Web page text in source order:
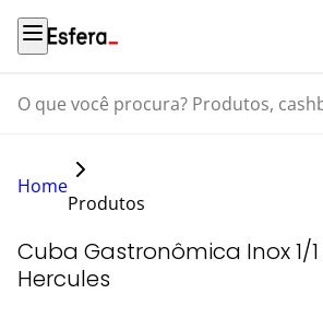
O que você procura? Produtos, cashback,
Home
Produtos
Cuba Gastronômica Inox 1/
Hercules